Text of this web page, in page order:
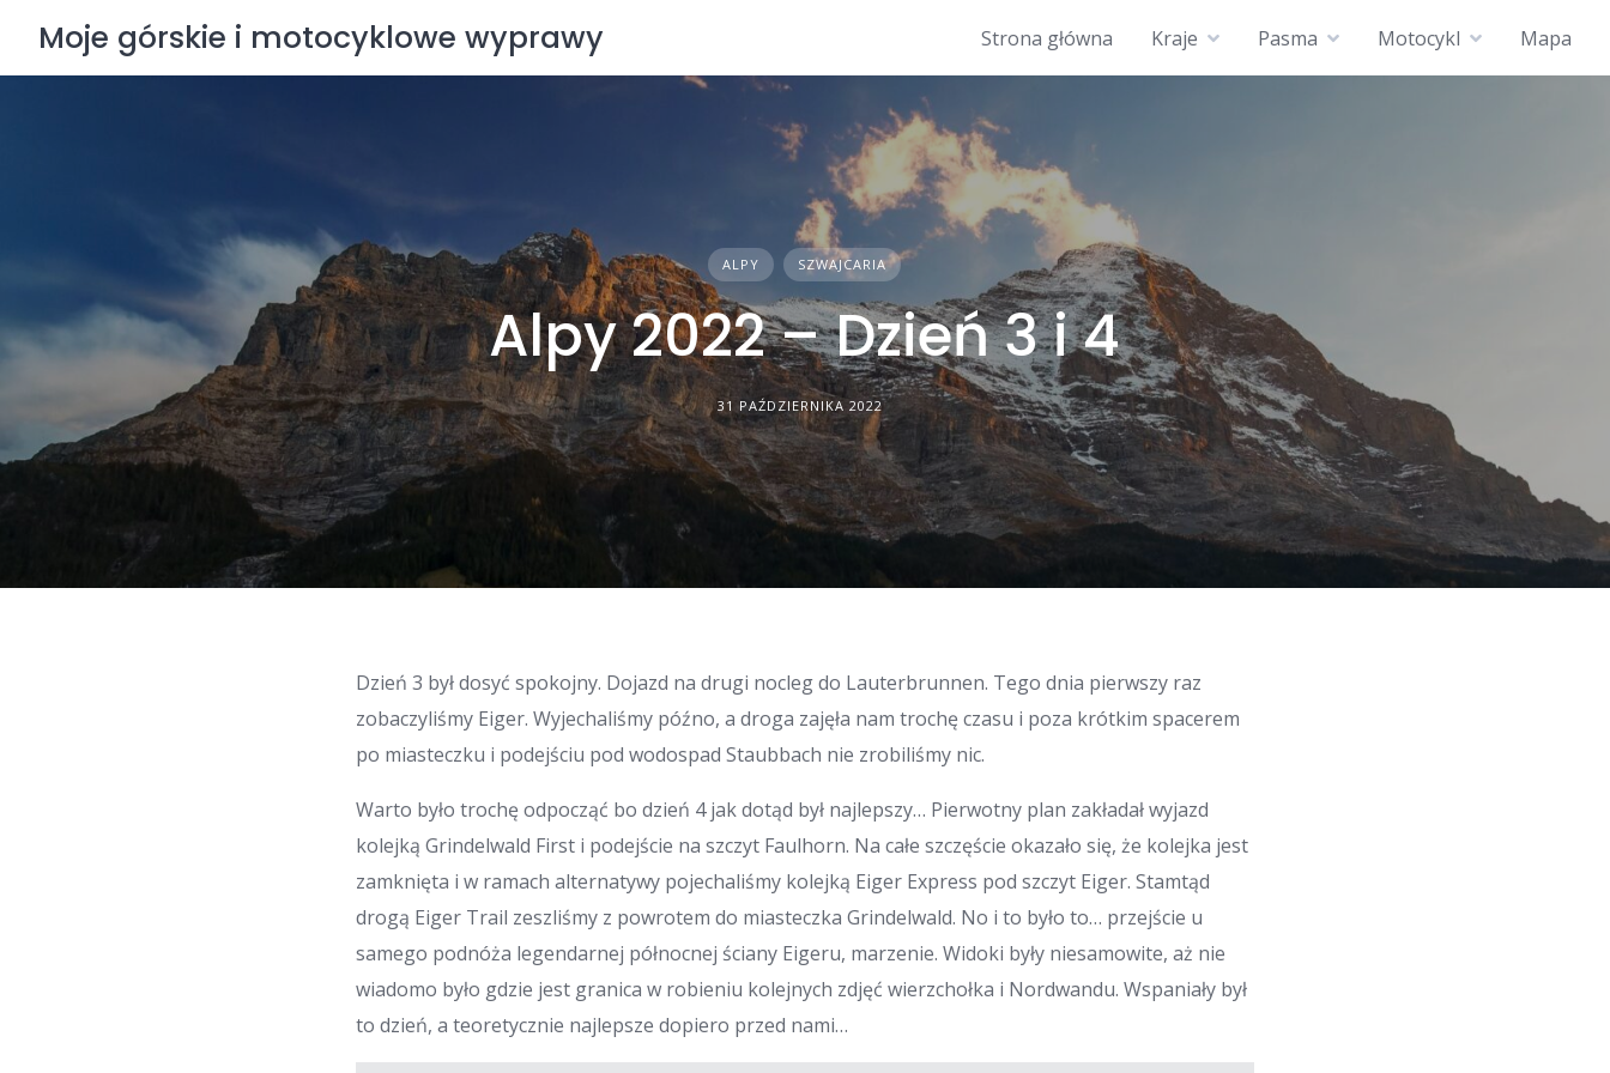
content
Moje górskie i motocyklowe wyprawy Strona główna Kraje Pasma Motocykl Mapa
ALPY SZWAJCARIA
Alpy 2022 – Dzień 3 i 4
31 PAŹDZIERNIKA 2022
Dzień 3 był dosyć spokojny. Dojazd na drugi nocleg do Lauterbrunnen. Tego dnia pierwszy raz
zobaczyliśmy Eiger. Wyjechaliśmy późno, a droga zajęła nam trochę czasu i poza krótkim spacerem
po miasteczku i podejściu pod wodospad Staubbach nie zrobiliśmy nic.
Warto było trochę odpocząć bo dzień 4 jak dotąd był najlepszy… Pierwotny plan zakładał wyjazd
kolejką Grindelwald First i podejście na szczyt Faulhorn. Na całe szczęście okazało się, że kolejka jest
zamknięta i w ramach alternatywy pojechaliśmy kolejką Eiger Express pod szczyt Eiger. Stamtąd
drogą Eiger Trail zeszliśmy z powrotem do miasteczka Grindelwald. No i to było to… przejście u
samego podnóża legendarnej północnej ściany Eigeru, marzenie. Widoki były niesamowite, aż nie
wiadomo było gdzie jest granica w robieniu kolejnych zdjęć wierzchołka i Nordwandu. Wspaniały był
to dzień, a teoretycznie najlepsze dopiero przed nami…